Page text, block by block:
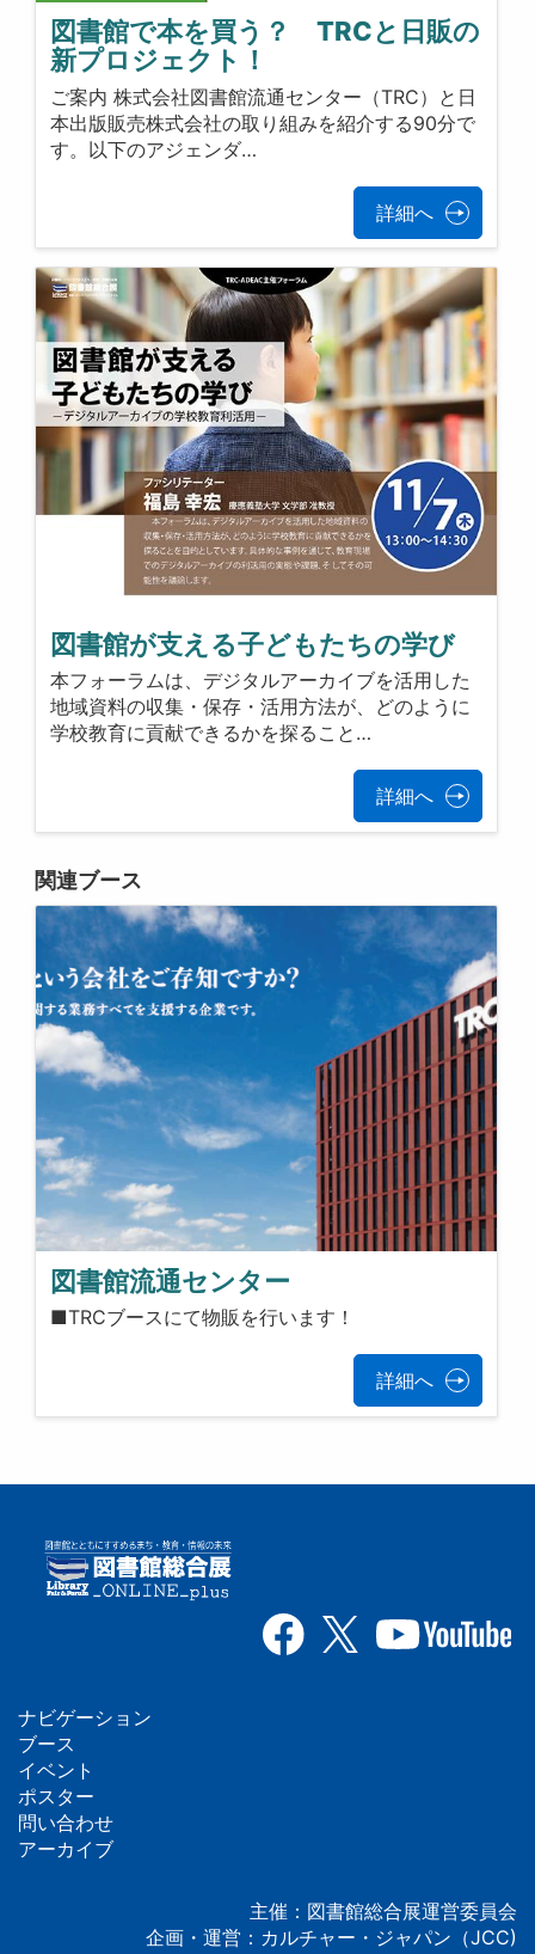
図書館で本を買う？ TRCと日販の
新プロジェクト！
ご案内 株式会社図書館流通センター（TRC）と日
本出版販売株式会社の取り組みを紹介する90分で
す。以下のアジェンダ…
詳細へ
図書館が支える子どもたちの学び
本フォーラムは、デジタルアーカイブを活用した
地域資料の収集・保存・活用方法が、どのように
学校教育に貢献できるかを探ること…
詳細へ
関連ブース
図書館流通センター
■TRCブースにて物販を行います！
詳細へ
フ
ッ
タ
ナビゲーション
ブース
イベント
ポスター
問い合わせ
アーカイブ
主催：図書館総合展運営委員会
企画・運営：カルチャー・ジャパン（JCC)